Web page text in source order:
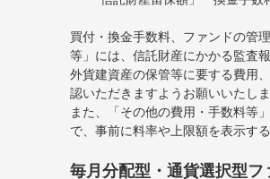
買付・換金手数料、ファンドの管
等」には、信託財産にかかる監査
外貨建資産の保管等に要する費用
認いただきますようお願いいたし
また、「その他の費用・手数料等
で、事前に料率や上限額を表示す
毎月分配型・通貨選択型